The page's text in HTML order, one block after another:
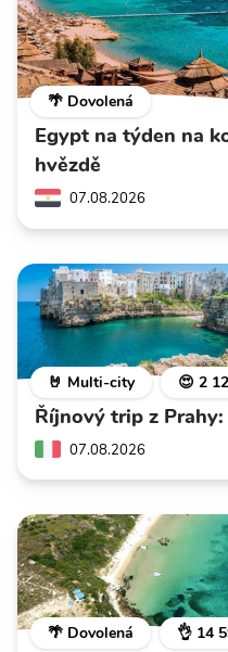
🌴 Dovolená
Egypt na týden na
hvězdě
07.08.2026
🤘 Multi-city 😍 2
Říjnový trip z
07.08.2026
🌴 Dovolená 👌 14